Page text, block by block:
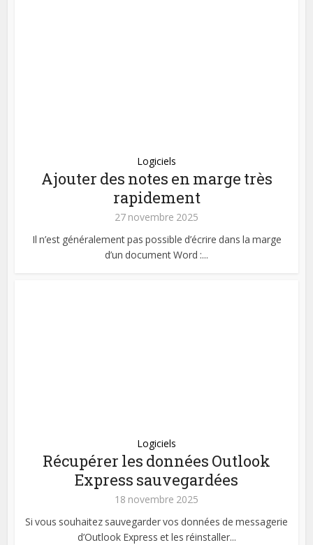
Logiciels
Ajouter des notes en marge très
rapidement
27 novembre 2025
Il n’est généralement pas possible d’écrire dans la marge
d’un document Word :...
Logiciels
Récupérer les données Outlook
Express sauvegardées
18 novembre 2025
Si vous souhaitez sauvegarder vos données de messagerie
d’Outlook Express et les réinstaller...